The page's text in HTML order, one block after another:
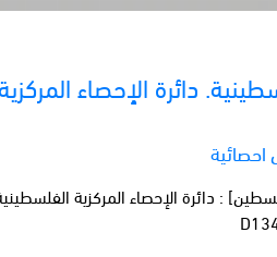
دائرة الإحصاء
احصائية
: دائرة الإحصاء المركزية الفلسطينية،